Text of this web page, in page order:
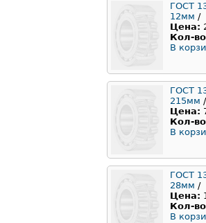
ГОСТ
12мм /
Цена:
Кол-
В
ГОСТ
215мм /
Цена:
Кол-
В
ГОСТ
28мм /
Цена:
Кол-
В